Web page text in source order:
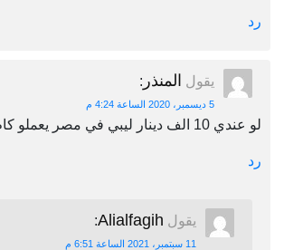
رد
يقول المنذر :
5 ديسمبر، 2020 الساعة 4:24 م
لو عندي 10 الف دينار ليبي في مصر يعملو كام مصري
رد
يقول Alialfagih
:
11 سبتمبر، 2021 الساعة 6:51 م